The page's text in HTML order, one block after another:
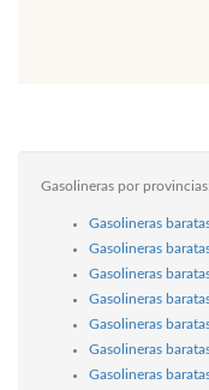
Gasolineras por provincias:
Gasolineras
Gasolineras
Gasolineras
Gasolineras
Gasolineras
Gasolineras
Gasolineras